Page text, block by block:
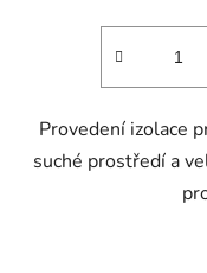
Provedení izolace
suché prostředí a